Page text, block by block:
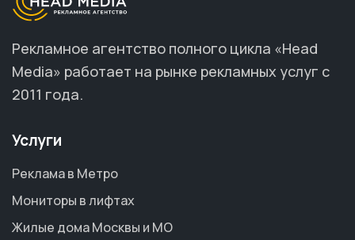
Рекламное агентство полного цикла «Head
Media» работает на рынке рекламных услуг с
2011 года.
Услуги
Реклама в Метро
Мониторы в лифтах
Жилые дома Москвы и МО